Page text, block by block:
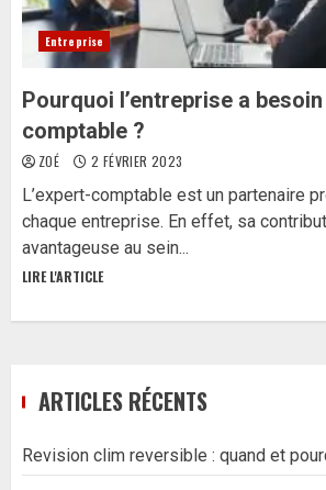
Entreprise
Pourquoi l’entreprise a
comptable ?
ZOÉ 2 FÉVRIER 2023
L’expert-comptable est un partenaire
chaque entreprise. En effet, sa
avantageuse au sein...
LIRE L'ARTICLE
ARTICLES RÉCENTS
Revision clim reversible : quand et